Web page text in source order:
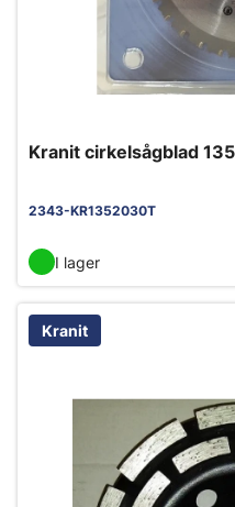
Kranit cirkelsågblad
2343-KR1352030T
I lager
Kranit